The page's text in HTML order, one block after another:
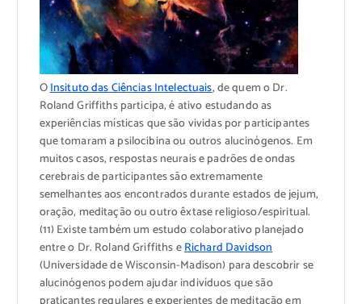
OInsituto das Ciências Intelectuais, de quem o Dr.
Roland Griffiths participa, é ativo estudando as
experiências místicas que são vividas por participantes
que tomaram a psilocibina ou outros alucinógenos. Em
muitos casos, respostas neurais e padrões de ondas
cerebrais de participantes são extremamente
semelhantes aos encontrados durante estados de jejum,
oração, meditação ou outro êxtase religioso/espiritual.
(11) Existe também um estudo colaborativo planejado
entre o Dr. Roland Griffiths eRichard Davidson
(Universidade de Wisconsin-Madison) para descobrir se
alucinógenos podem ajudar indivíduos que são